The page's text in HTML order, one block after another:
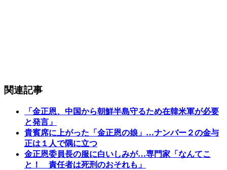
関連記事
「金正恩、中国から朝鮮半島守るため在韓米軍が必要
と発言」
貴賓席に上がった「金正恩の娘」…ナンバー２の金与
正は１人で隅に立つ
金正恩委員長の服に白いしみが…専門家「なんてこ
と！ 責任者は死刑のおそれも」